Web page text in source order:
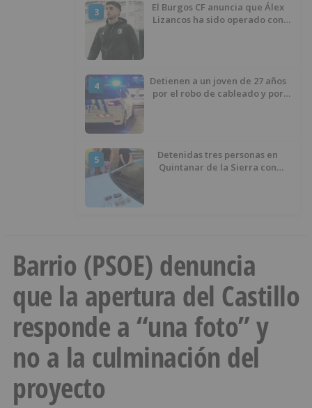
3
El Burgos CF anuncia que Álex
Lizancos ha sido operado con
4
Detienen a un joven de 27 años
por el robo de cableado y por
5
Detenidas tres personas en
Quintanar de la Sierra con
Barrio (PSOE) denuncia
que la apertura del Castillo
responde a “una foto” y
no a la culminación del
proyecto